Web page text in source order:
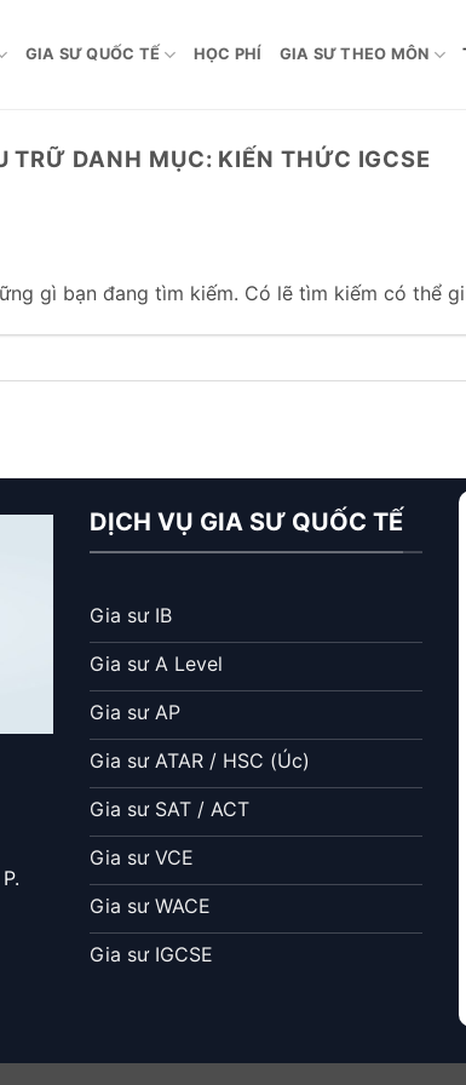
GIA SƯ QUỐC TẾ HỌC PHÍ GIA SƯ THEO MÔN
TRỮ DANH MỤC: KIẾN THỨC IGCSE
gì bạn đang tìm kiếm. Có lẽ tìm kiếm có thể
DỊCH VỤ GIA SƯ QUỐC TẾ
Gia sư IB
Gia sư A Level
Gia sư AP
Gia sư ATAR / HSC (Úc)
Gia sư SAT / ACT
Gia sư VCE
Gia sư WACE
Gia sư IGCSE